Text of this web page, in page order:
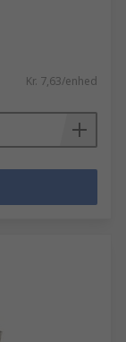
Kr. 7,63/enhed